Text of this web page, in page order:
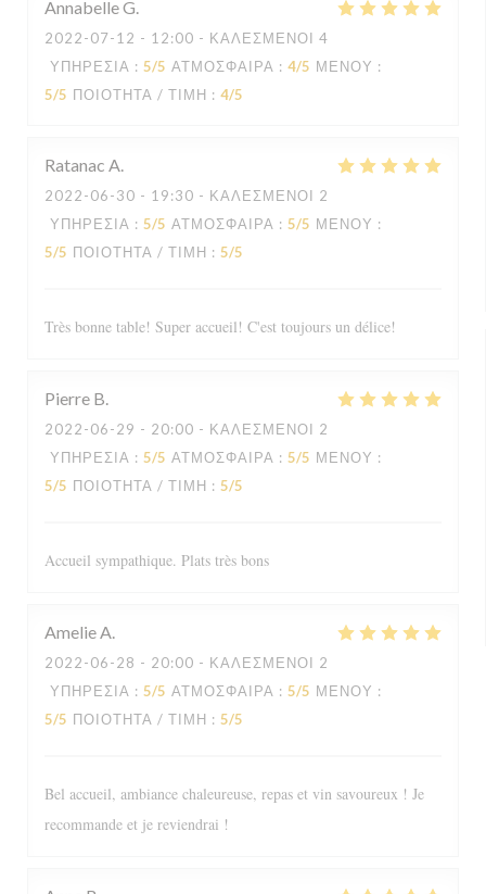
AnnabelleG
2022-07-12 - 12:00 - ΚΑΛΕΣΜΈΝΟΙ 4
ΥΠΗΡΕΣΊΑ : 5/5 ΑΤΜΌΣΦΑΙΡΑ : 4/5 ΜΕΝΟΎ :
5/5 ΠΟΙΌΤΗΤΑ / ΤΙΜΉ : 4/5
Ratanac A
2022-06-30 - 19:30 - ΚΑΛΕΣΜΈΝΟΙ 2
ΥΠΗΡΕΣΊΑ : 5/5 ΑΤΜΌΣΦΑΙΡΑ : 5/5 ΜΕΝΟΎ :
5/5 ΠΟΙΌΤΗΤΑ / ΤΙΜΉ : 5/5
Très bonne table! Super accueil! C'est toujours un délice!
Pierre B
2022-06-29 - 20:00 - ΚΑΛΕΣΜΈΝΟΙ 2
ΥΠΗΡΕΣΊΑ : 5/5 ΑΤΜΌΣΦΑΙΡΑ : 5/5 ΜΕΝΟΎ :
5/5 ΠΟΙΌΤΗΤΑ / ΤΙΜΉ : 5/5
Accueil sympathique. Plats très bons
AmelieA
2022-06-28 - 20:00 - ΚΑΛΕΣΜΈΝΟΙ 2
ΥΠΗΡΕΣΊΑ : 5/5 ΑΤΜΌΣΦΑΙΡΑ : 5/5 ΜΕΝΟΎ :
5/5 ΠΟΙΌΤΗΤΑ / ΤΙΜΉ : 5/5
Bel accueil, ambiance chaleureuse, repas et vin savoureux ! Je
recommande et je reviendrai !